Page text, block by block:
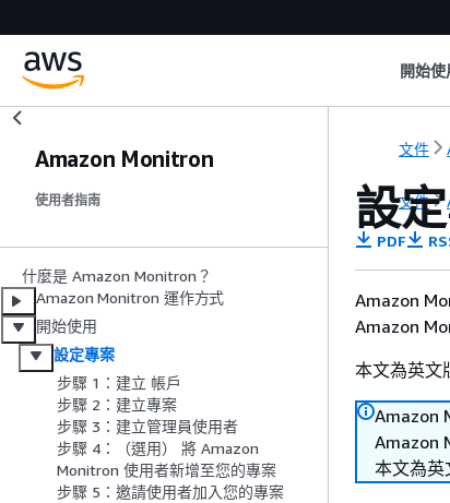
開始使
Amazon Monitron
使用者指南
什麼是 Amazon Monitron？
Amazon Monitron 運作方式
開始使用
設定專案
步驟 1：建立 帳戶
步驟 2：建立專案
步驟 3：建立管理員使用者
步驟 4：（選用） 將 Amazon
Monitron 使用者新增至您的專案
步驟 5：邀請使用者加入您的專案
文件
文件
設
PDF
Amazon
Amazon
本文為英文
Amazon
Amazon
本文為英